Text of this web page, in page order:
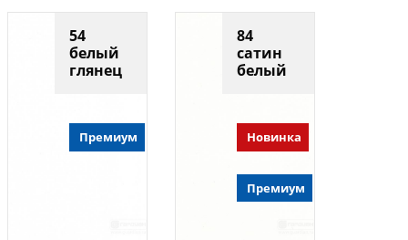
54
белый
глянец
Премиум
84
сатин
белый
Новинка
Премиум